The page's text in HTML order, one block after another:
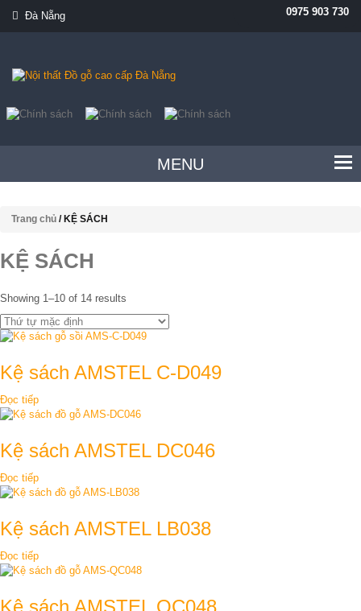
Đà Nẵng
0975 903 730
MENU
Trang chủ / KỆ SÁCH
KỆ SÁCH
Showing 1–10 of 14 results
Kệ sách AMSTEL C-D049
Đọc tiếp
Kệ sách AMSTEL DC046
Đọc tiếp
Kệ sách AMSTEL LB038
Đọc tiếp
Kệ sách AMSTEL QC048